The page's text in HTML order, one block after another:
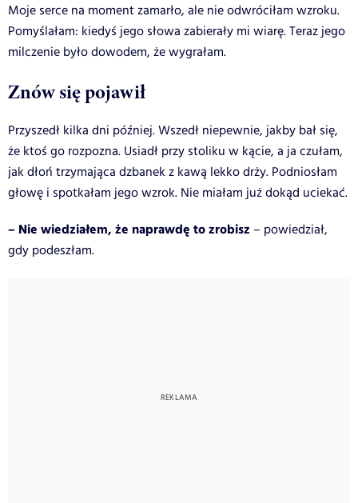
Moje serce na moment zamarło, ale nie odwróciłam wzroku.
Pomyślałam: kiedyś jego słowa zabierały mi wiarę. Teraz jego
milczenie było dowodem, że wygrałam.
Znów się pojawił
Przyszedł kilka dni później. Wszedł niepewnie, jakby bał się,
że ktoś go rozpozna. Usiadł przy stoliku w kącie, a ja czułam,
jak dłoń trzymająca dzbanek z kawą lekko drży. Podniosłam
głowę i spotkałam jego wzrok. Nie miałam już dokąd uciekać.
– Nie wiedziałem, że naprawdę to zrobisz – powiedział,
gdy podeszłam.